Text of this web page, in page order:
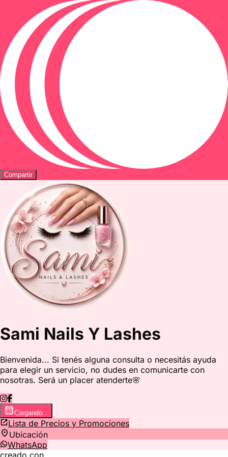
Compartir
Sami Nails Y Lashes
Bienvenida... Si tenés alguna consulta o necesitás ayuda
para elegir un servicio, no dudes en comunicarte con
nosotras. Será un placer atenderte🌸
Cargando...
Lista de Precios y Promociones
Ubicación
WhatsApp